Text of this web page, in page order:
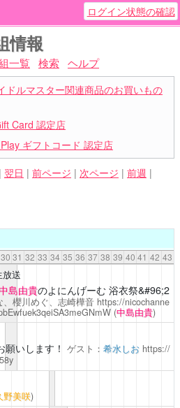
ログイン状態の確認
情報
一覧 検索 ヘルプ
ドルマスター関連商品のお買いもの
Card 認定店
ギフトコード 認定店
| 翌日 | 前ページ | 次ページ | 前週 |
30 31 32 33 34 35 36 37 38 39 40 41 42 43
放送
島由貴のよにんげーむ 浴衣祭&#96;2
櫻川めぐ、志崎樺音 https://nicochanne
(中島由貴)
いします！ ゲスト： 希水しお https://
野美咲)